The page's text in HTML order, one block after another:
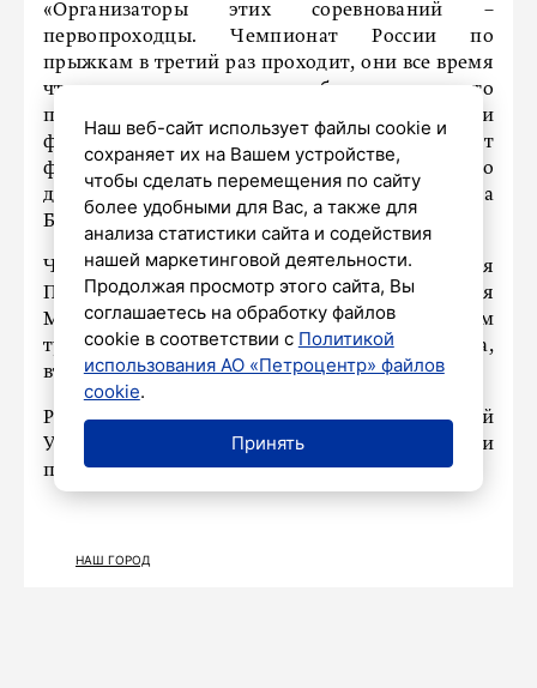
«Организаторы этих соревнований –
первопроходцы. Чемпионат России по
прыжкам в третий раз проходит, они все время
что-то придумывают, изобретают, и это
прекрасно. Предполагаю, что, когда наши
фигуристы выйдут на мировую арену, этот
формат будет востребован, потому что это
действительно очень интересно», – отметила
Бестемьянова.
Чемпионами в личном турнире стали Аделия
Петросян, Николай Угожаев, Анастасия
Мишина и Александр Галлямов. В командном
турнире победила команда Санкт-Петербурга,
второе место заняла сборная Москвы.
Ранеесообщалось, что петербуржец Николай
Угожаев стал победителем чемпионата России
по прыжкам среди фигуристов.
НАШ ГОРОД
Наш веб-сайт использует файлы cookie и
сохраняет их на Вашем устройстве,
чтобы сделать перемещения по сайту
более удобными для Вас, а также для
анализа статистики сайта и содействия
нашей маркетинговой деятельности.
Продолжая просмотр этого сайта, Вы
соглашаетесь на обработку файлов
cookie в соответствии с Политикой
использования АО «Петроцентр» файлов
cookie.
Принять